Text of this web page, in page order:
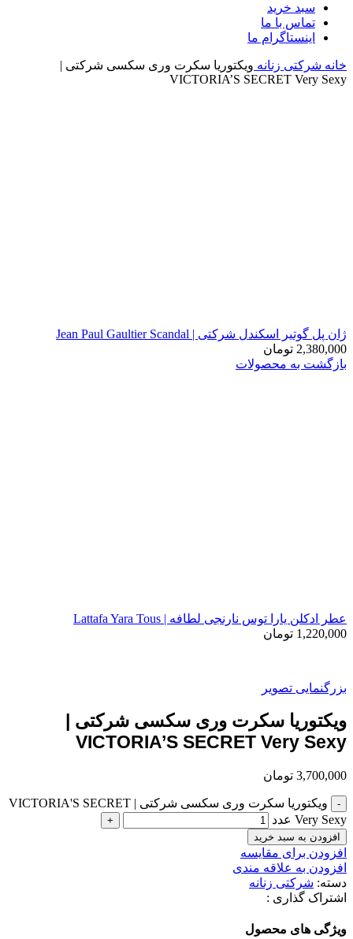
سبد خرید
تماس با ما
اینستاگرام ما
خانه شرکتی زنانه ویکتوریا سکرت وری سکسی شرکتی |
VICTORIA’S SECRET Very Sexy
ژان پل گوتیر اسکندل شرکتی | Jean Paul Gaultier Scandal
2,380,000 تومان
بازگشت به محصولات
عطر ادکلن یارا توس نارنجی لطافه | Lattafa Yara Tous
1,220,000 تومان
بزرگنمایی تصویر
ویکتوریا سکرت وری سکسی شرکتی |
VICTORIA’S SECRET Very Sexy
3,700,000 تومان
ویکتوریا سکرت وری سکسی شرکتی | VICTORIA'S SECRET
Very Sexy عدد
افزودن به سبد خرید
افزودن برای مقایسه
افزودن به علاقه مندی
دسته: شرکتی زنانه
اشتراک گذاری :
ویژگی های محصول